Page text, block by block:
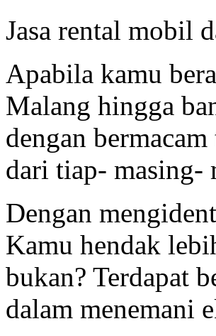
Jasa rental mobil
Apabila kamu
Malang hingga
dengan
dari tiap- masing-
Dengan
Kamu hendak
bukan? Terdapat
dalam menemani